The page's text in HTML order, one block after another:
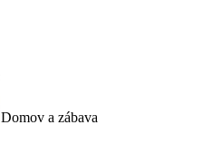
Domov a zábava